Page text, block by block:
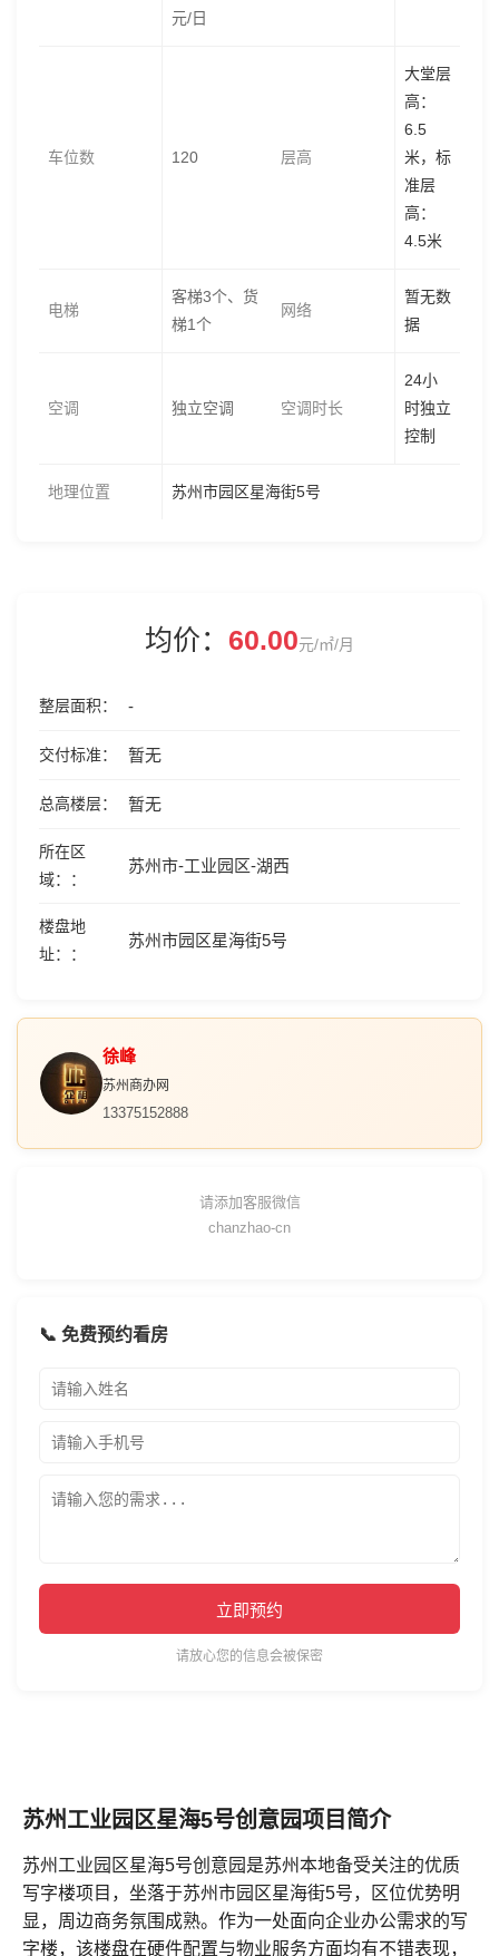
元/日
车位数 120 层高
大堂层
高：
6.5
米，标
准层
高：
4.5米
电梯
客梯3个、货
梯1个
网络
暂无数
据
空调 独立空调 空调时长
24小
时独立
控制
地理位置 苏州市园区星海街5号
均价： 60.00元/㎡/月
整层面积 -
交付标准 暂无
总高楼层 暂无
所在区
域：
苏州市-工业园区-湖西
楼盘地
址：
苏州市园区星海街5号
徐峰
苏州商办网
13375152888
请添加客服微信
chanzhao-cn
📞 免费预约看房
立即预约
请放心您的信息会被保密
苏州工业园区星海5号创意园项目简介
苏州工业园区星海5号创意园是苏州本地备受关注的优质
写字楼项目，坐落于苏州市园区星海街5号，区位优势明
显，周边商务氛围成熟。作为一处面向企业办公需求的写
字楼，该楼盘在硬件配置与物业服务方面均有不错表现，